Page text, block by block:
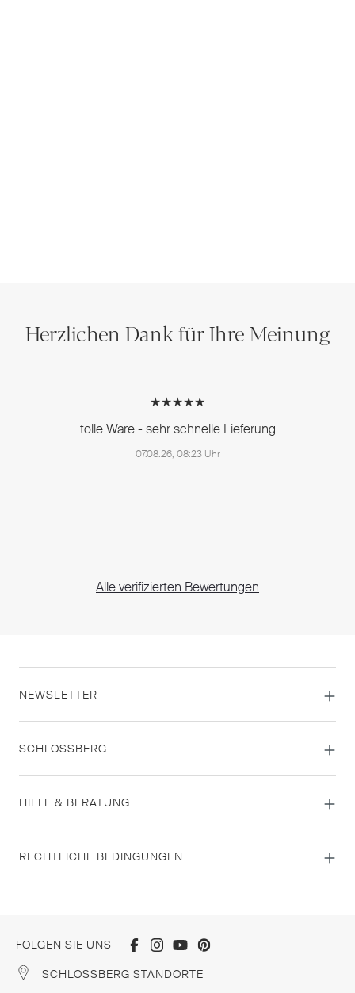
Herzlichen Dank für Ihre Meinung
★★★★★
tolle Ware - sehr schnelle Lieferung
07.08.26, 08:23 Uhr
Alle verifizierten Bewertungen
NEWSLETTER
SCHLOSSBERG
HILFE & BERATUNG
RECHTLICHE BEDINGUNGEN
FOLGEN SIE UNS
SCHLOSSBERG STANDORTE